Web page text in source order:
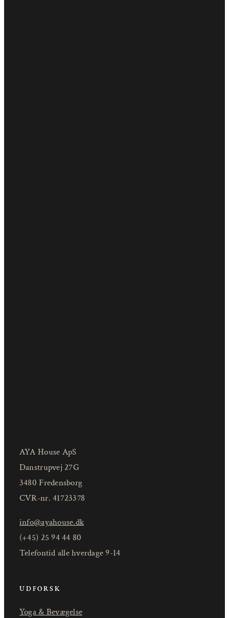
AYA House ApS
Danstrupvej 27G
3480 Fredensborg
CVR-nr. 41723378
info@ayahouse.dk
(+45) 25 94 44 80
Telefontid alle hverdage 9-14
UDFORSK
Yoga & Bevægelse